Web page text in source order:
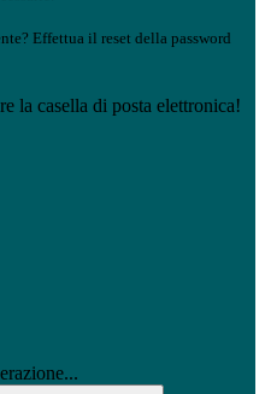
Effettua il reset della password
la casella di posta elettronica!